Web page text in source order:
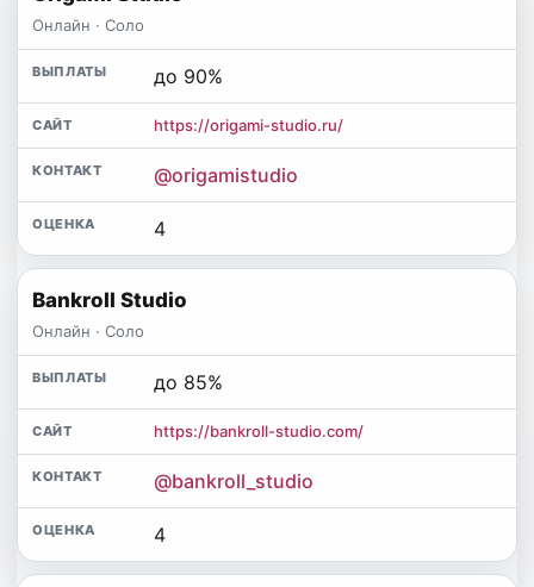
Онлайн · Соло
до 90%
https://origami-studio.ru/
@origamistudio
4
Bankroll Studio
Онлайн · Соло
до 85%
https://bankroll-studio.com/
@bankroll_studio
4